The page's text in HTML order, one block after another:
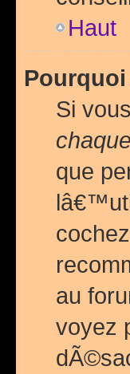
Haut
Si
que
au
voyez